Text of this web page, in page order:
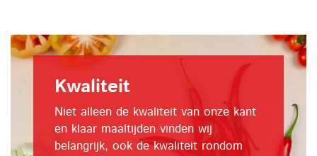
Kwaliteit
Niet alleen de kwaliteit van onze kant
en klaar maaltijden vinden wij
belangrijk, ook de kwaliteit rondom